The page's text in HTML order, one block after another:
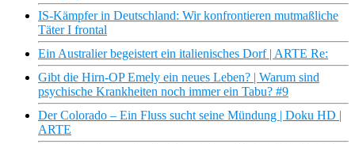
IS-Kämpfer in Deutschland: Wir konfrontieren mutmaßliche
Täter I frontal
Ein Australier begeistert ein italienisches Dorf | ARTE Re:
Gibt die Hirn-OP Emely ein neues Leben? | Warum sind
psychische Krankheiten noch immer ein Tabu? #9
Der Colorado – Ein Fluss sucht seine Mündung | Doku HD |
ARTE